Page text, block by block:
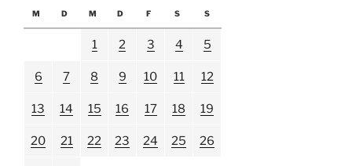
M D M D F S S
1 2 3 4 5
6 7 8 9 10 11 12
13 14 15 16 17 18 19
20 21 22 23 24 25 26